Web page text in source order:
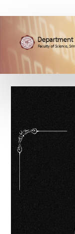
หน้าหลัก
การเรียนการสอน